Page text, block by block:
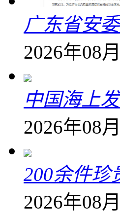
广东省安
2026年08
中国海上
2026年08
200余件珍
2026年08